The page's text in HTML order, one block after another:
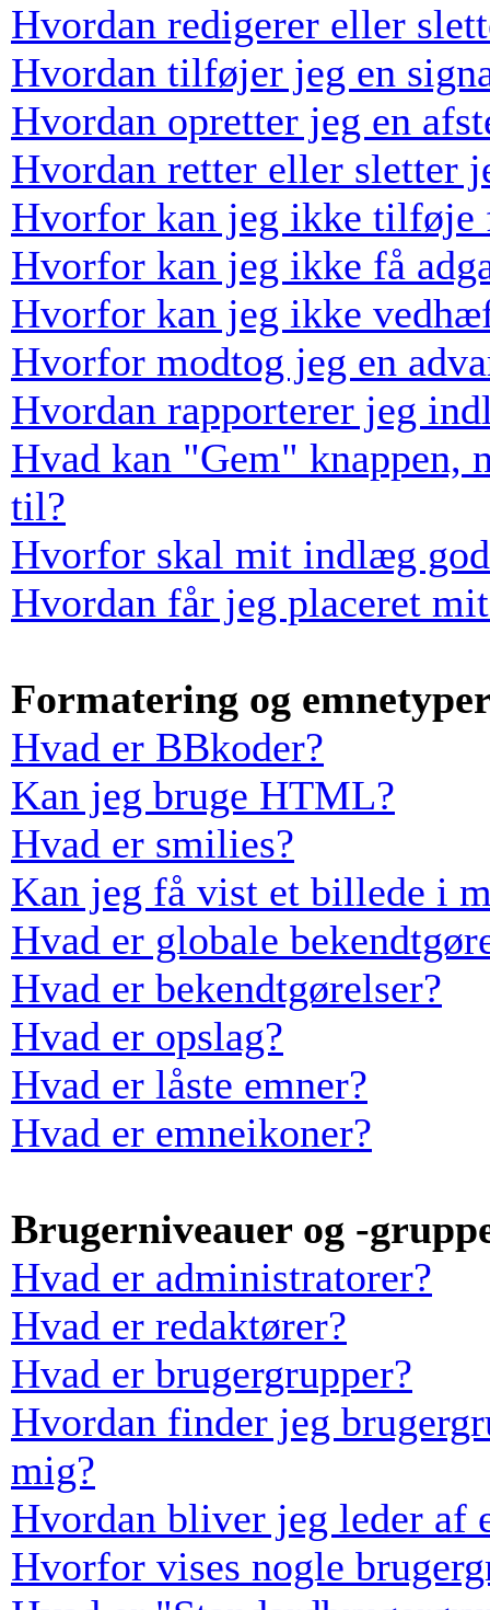
Hvordan redigerer eller
Hvordan tilføjer jeg en
Hvordan opretter jeg en
Hvordan retter eller sletter
Hvorfor kan jeg ikke tilføje
Hvorfor kan jeg ikke få
Hvorfor kan jeg ikke
Hvorfor modtog jeg en
Hvordan rapporterer jeg
Hvad kan "Gem" knappen,
til?
Hvorfor skal mit indlæg
Hvordan får jeg placeret
Formatering og
Hvad er BBkoder?
Kan jeg bruge HTML?
Hvad er smilies?
Kan jeg få vist et billede i
Hvad er globale
Hvad er bekendtgørelser?
Hvad er opslag?
Hvad er låste emner?
Hvad er emneikoner?
Brugerniveauer og -
Hvad er administratorer?
Hvad er redaktører?
Hvad er brugergrupper?
Hvordan finder jeg
mig?
Hvordan bliver jeg leder af
Hvorfor vises nogle